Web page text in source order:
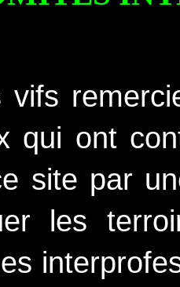
vifs
qui ont
site par
les